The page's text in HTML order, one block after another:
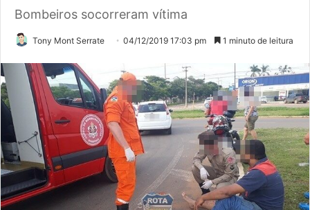
Bombeiros socorreram vítima
Tony Mont Serrate 04/12/2019 17:03 pm 1 minuto de leitura